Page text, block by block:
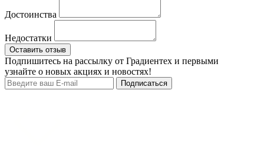
Достоинства
Недостатки
Оставить отзыв
Подпишитесь на рассылку от Градиентех и первыми
узнайте о новых акциях и новостях!
Подписаться